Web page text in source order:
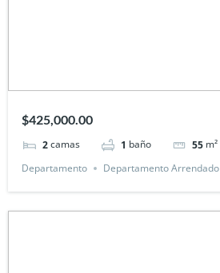
$425,000.00
2camas 1 baño 55 m²
Departamento
Departamento Arrendado